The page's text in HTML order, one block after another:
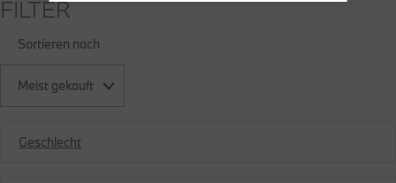
FILTER
Sortieren nach
Meist gekauft
Geschlecht